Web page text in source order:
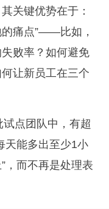
关键优势在于：
的痛点”——比如，
败率？如何避免
让新员工在三个
点团队中，有超
天能多出至少1小
，而不再是处理表